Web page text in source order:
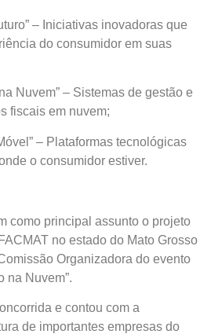
– Iniciativas inovadoras que
do consumidor em suas
Nuvem” – Sistemas de gestão e
fiscais em nuvem;
– Plataformas tecnológicas
o consumidor estiver.
como principal assunto o projeto
no estado do Mato Grosso
Organizadora do evento
na Nuvem”.
e contou com a
de importantes empresas do